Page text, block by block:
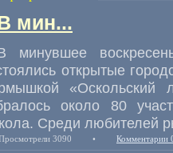
мин...
минувшее
открытые
«Оскольский
около 80
Среди любителей
3090 • Комментарии